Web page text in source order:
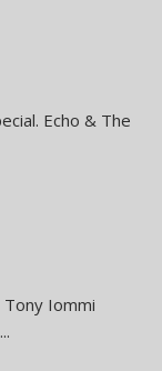
Echo & The
Tony Iommi